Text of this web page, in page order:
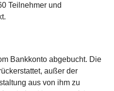
Teilnehmer und
Bankkonto abgebucht. Die
außer der
aus von ihm zu